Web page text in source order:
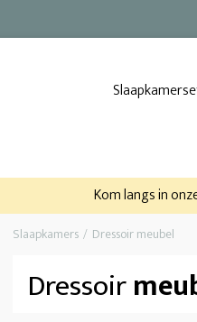
Kom langs in
Slaapkamers Dressoir meubel
Dressoir